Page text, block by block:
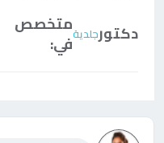
دكتورجلديةمتخصص
في: